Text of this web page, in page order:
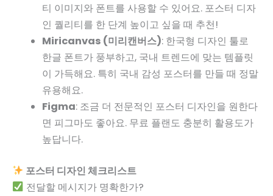
티 이미지와 폰트를 사용할 수 있어요. 포스터 디자
인 퀄리티를 한 단계 높이고 싶을 때 추천!
Miricanvas (미리캔버스): 한국형 디자인 툴로
한글 폰트가 풍부하고, 국내 트렌드에 맞는 템플릿
이 가득해요. 특히 국내 감성 포스터를 만들 때 정말
유용해요.
Figma: 조금 더 전문적인 포스터 디자인을 원한다
면 피그마도 좋아요. 무료 플랜도 충분히 활용도가
높답니다.
포스터 디자인 체크리스트
전달할 메시지가 명확한가?